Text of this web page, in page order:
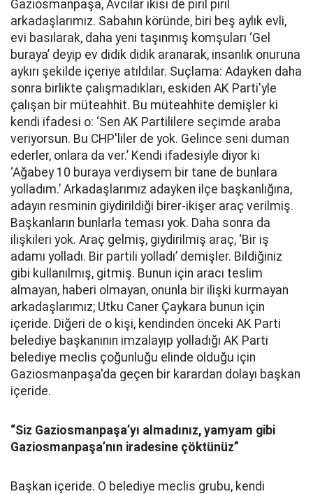
Gaziosmanpaşa, Avcılar ikisi de pırıl pırıl
arkadaşlarımız. Sabahın köründe, biri beş aylık evli,
evi basılarak, daha yeni taşınmış komşuları ‘Gel
buraya’ deyip ev didik didik aranarak, insanlık onuruna
aykırı şekilde içeriye atıldılar. Suçlama: Adayken daha
sonra birlikte çalışmadıkları, eskiden AK Parti'yle
çalışan bir müteahhit. Bu müteahhite demişler ki
kendi ifadesi o: ‘Sen AK Partililere seçimde araba
veriyorsun. Bu CHP'liler de yok. Gelince seni duman
ederler, onlara da ver.’ Kendi ifadesiyle diyor ki
‘Ağabey 10 buraya verdiysem bir tane de bunlara
yolladım.’ Arkadaşlarımız adayken ilçe başkanlığına,
adayın resminin giydirildiği birer-ikişer araç verilmiş.
Başkanların bunlarla teması yok. Daha sonra da
ilişkileri yok. Araç gelmiş, giydirilmiş araç, ‘Bir iş
adamı yolladı. Bir partili yolladı’ demişler. Bildiğiniz
gibi kullanılmış, gitmiş. Bunun için aracı teslim
almayan, haberi olmayan, onunla bir ilişki kurmayan
arkadaşlarımız; Utku Caner Çaykara bunun için
içeride. Diğeri de o kişi, kendinden önceki AK Parti
belediye başkanının imzalayıp yolladığı AK Parti
belediye meclis çoğunluğu elinde olduğu için
Gaziosmanpaşa'da geçen bir karardan dolayı başkan
içeride.
“Siz Gaziosmanpaşa’yı almadınız, yamyam gibi
Gaziosmanpaşa’nın iradesine çöktünüz”
Başkan içeride. O belediye meclis grubu, kendi